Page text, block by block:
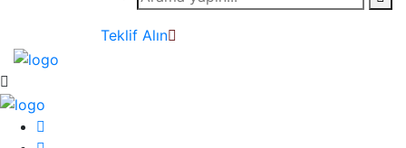
Teklif Alın